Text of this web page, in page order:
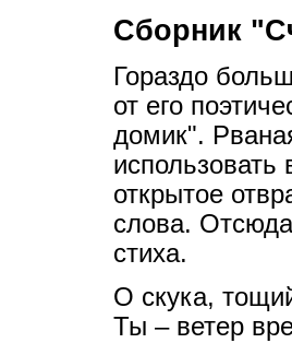
Сборник
Гораздо
от его
домик".
использовать
открытое
слова.
стиха.
О скука,
Ты – ветер